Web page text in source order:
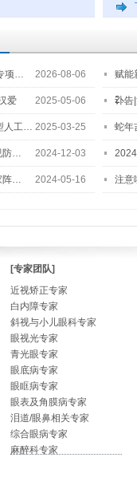
项… 2026-08-06 赋能
2…
爱 2025-05-06 讣告
人工… 2025-03-25 蛇年
防… 2024-12-03
阵… 2024-05-16 注意
[专家团队]
近视矫正专家
白内障专家
斜视与小儿眼科专家
眼视光专家
青光眼专家
眼底病专家
眼眶病专家
眼表及角膜病专家
泪道/眼鼻相关专家
综合眼病专家
麻醉科专家